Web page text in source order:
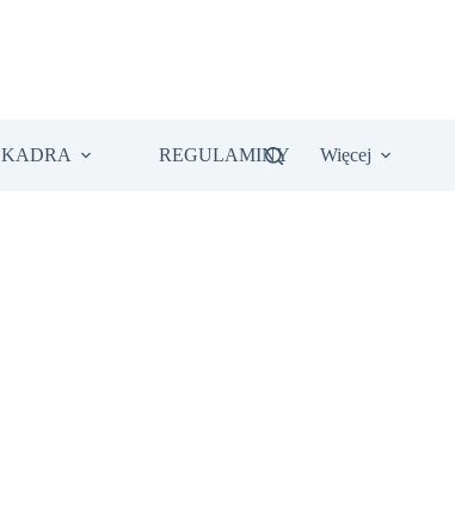
KADRA REGULAMINY Więcej